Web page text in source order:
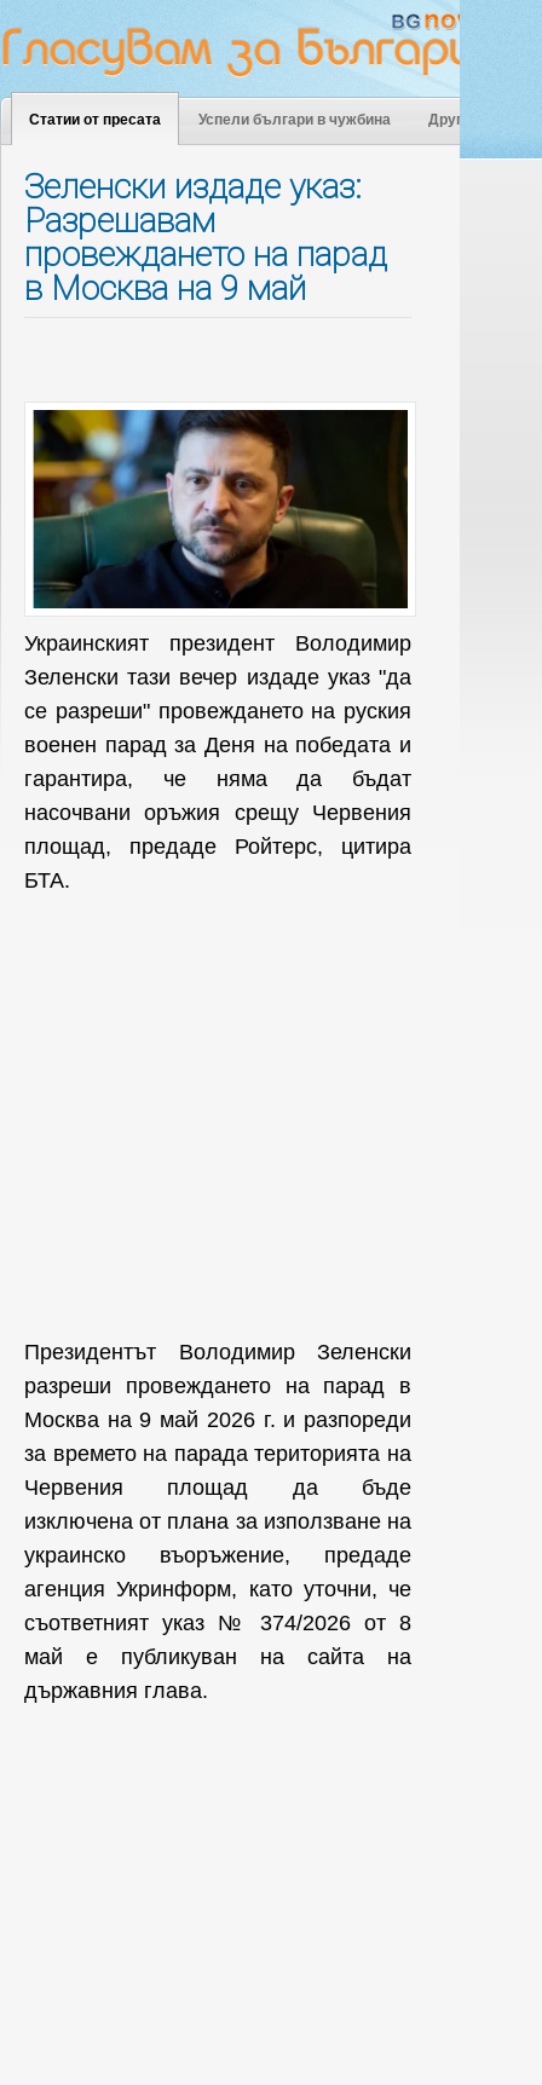
Статии от пресата Успели българи в чужбина Други
Зеленски издаде указ:
Разрешавам
провеждането на парад
в Москва на 9 май
Украинският президент Володимир
Зеленски тази вечер издаде указ "да
се разреши" провеждането на руския
военен парад за Деня на победата и
гарантира, че няма да бъдат
насочвани оръжия срещу Червения
площад, предаде Ройтерс, цитира
БТА.
Президентът Володимир Зеленски
разреши провеждането на парад в
Москва на 9 май 2026 г. и разпореди
за времето на парада територията на
Червения площад да бъде
изключена от плана за използване на
украинско въоръжение, предаде
агенция Укринформ, като уточни, че
съответният указ № 374/2026 от 8
май е публикуван на сайта на
държавния глава.